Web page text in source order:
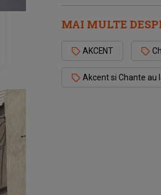
MAI MULTE
AKCENT
Akcent si Chante au